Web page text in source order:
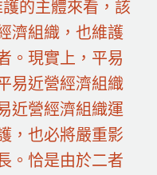
的主體來看，該
濟組織，也維護
。現實上，平易
易近營經濟組織
近營經濟組織運
，也必將嚴重影
。恰是由於二者